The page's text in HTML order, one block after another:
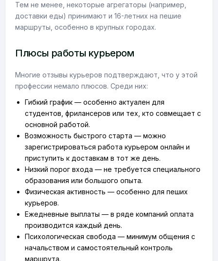
Тем не менее, некоторые агрегаторы (например,
доставки еды) принимают и 16-летних на пешие
маршруты, особенно в крупных городах.
Плюсы работы курьером
Многие отзывы курьеров подтверждают, что у этой
профессии немало плюсов. Среди них:
Гибкий график — особенно актуален для
студентов, фрилансеров или тех, кто совмещает с
основной работой.
Возможность быстрого старта — можно
зарегистрироваться работа курьером онлайн и
приступить к доставкам в тот же день.
Низкий порог входа — не требуется специального
образования или большого опыта.
Физическая активность — особенно для пеших
курьеров.
Ежедневные выплаты — в ряде компаний оплата
производится каждый день.
Психологическая свобода — минимум общения с
начальством и самостоятельный контроль
маршрута.